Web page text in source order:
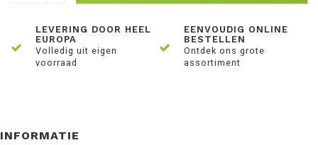
LEVERING DOOR HEEL
EUROPA
Volledig uit eigen
voorraad
EENVOUDIG ONLINE
BESTELLEN
Ontdek ons grote
assortiment
INFORMATIE